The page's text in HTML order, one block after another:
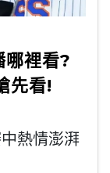
裡看?
先看!
熱情澎湃